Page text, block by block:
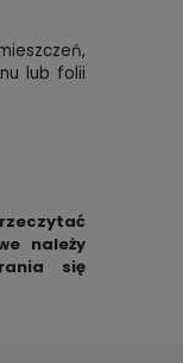
lub folii
należy
się